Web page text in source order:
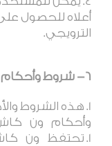
أعلاه للحصول
الترويجي.
6- شروط وأحكام أخرى:
هذه الشروط
وأحكام ون
تحتفظ ون